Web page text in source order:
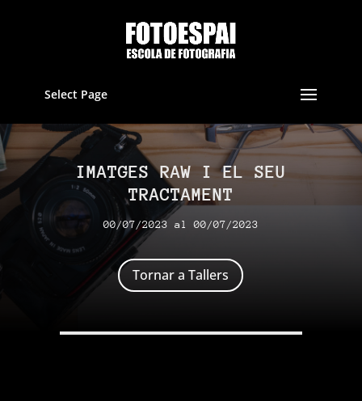
Select Page
IMATGES RAW I EL SEU
TRACTAMENT
00/07/2023 al 00/07/2023
Tornar a Tallers